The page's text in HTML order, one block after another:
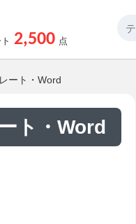
2,500 点
ート・Word
ト・Word